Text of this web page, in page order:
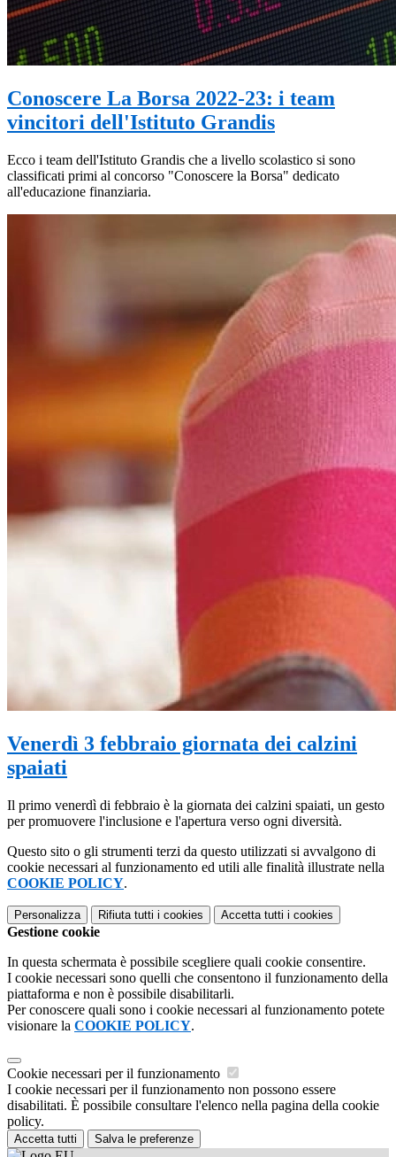
Conoscere La Borsa 2022-23: i team
vincitori dell'Istituto Grandis
Ecco i team dell'Istituto Grandis che a livello scolastico si sono
classificati primi al concorso "Conoscere la Borsa" dedicato
all'educazione finanziaria.
Venerdì 3 febbraio giornata dei calzini
spaiati
Il primo venerdì di febbraio è la giornata dei calzini spaiati, un gesto
per promuovere l'inclusione e l'apertura verso ogni diversità.
Questo sito o gli strumenti terzi da questo utilizzati si avvalgono di
cookie necessari al funzionamento ed utili alle finalità illustrate nella
COOKIE POLICY.
Personalizza Rifiuta tutti i cookies Accetta tutti i cookies
Gestione cookie
In questa schermata è possibile scegliere quali cookie consentire.
I cookie necessari sono quelli che consentono il funzionamento della
piattaforma e non è possibile disabilitarli.
Per conoscere quali sono i cookie necessari al funzionamento potete
visionare la COOKIE POLICY.
Cookie necessari per il funzionamento
I cookie necessari per il funzionamento non possono essere
disabilitati. È possibile consultare l'elenco nella pagina della cookie
policy.
Accetta tutti Salva le preferenze